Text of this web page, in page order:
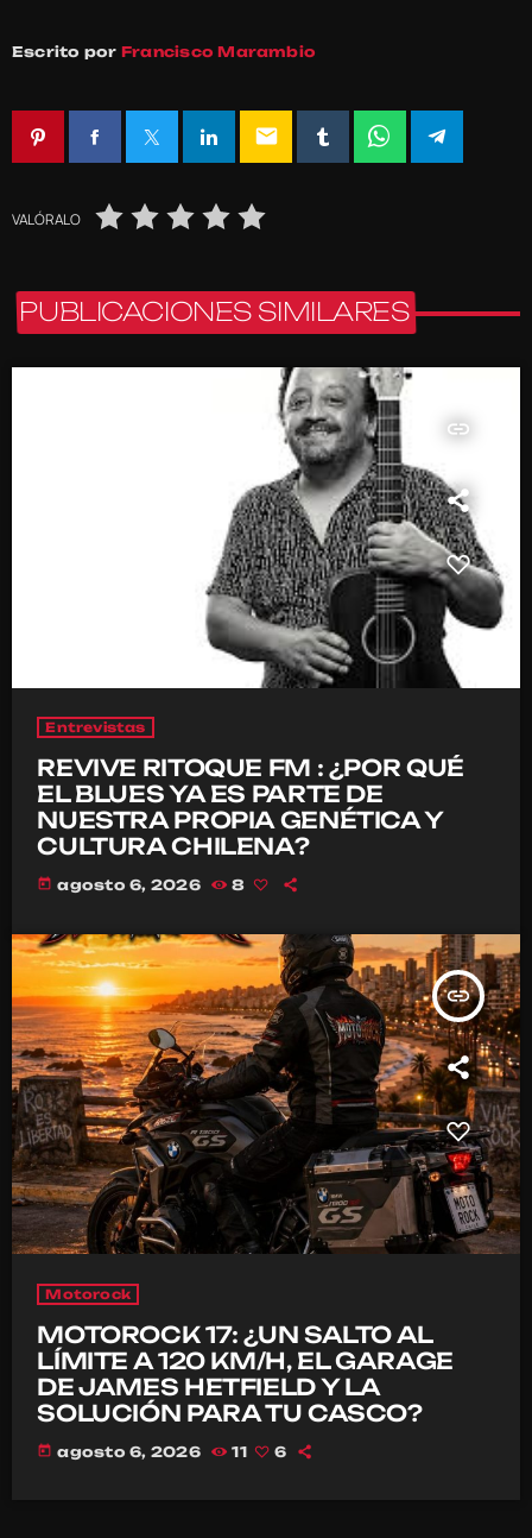
Escrito por Francisco Marambio
email
VALÓRALO
PUBLICACIONES SIMILARES
insert_link
Entrevistas
REVIVE RITOQUE FM : ¿POR QUÉ
EL BLUES YA ES PARTE DE
NUESTRA PROPIA GENÉTICA Y
CULTURA CHILENA?
today agosto 6, 2026 8
insert_link
Motorock
MOTOROCK 17: ¿UN SALTO AL
LÍMITE A 120 KM/H, EL GARAGE
DE JAMES HETFIELD Y LA
SOLUCIÓN PARA TU CASCO?
today agosto 6, 2026 11 6